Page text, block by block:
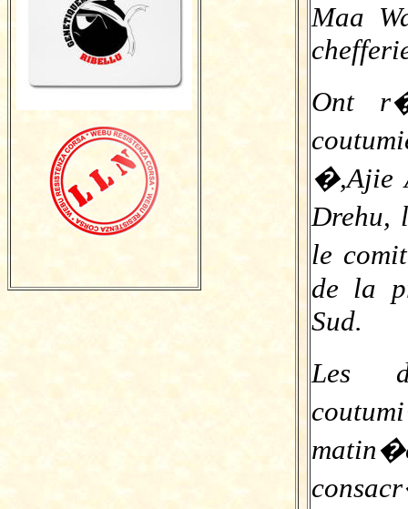
Maa
Ont
�,Ajie
le
de la
Sud.
Les